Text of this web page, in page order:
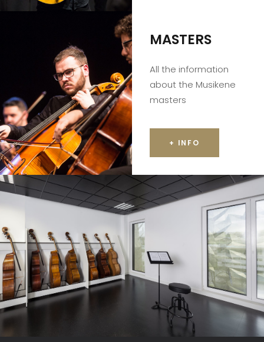
MASTERS
All the information
about the Musikene
masters
+ INFO